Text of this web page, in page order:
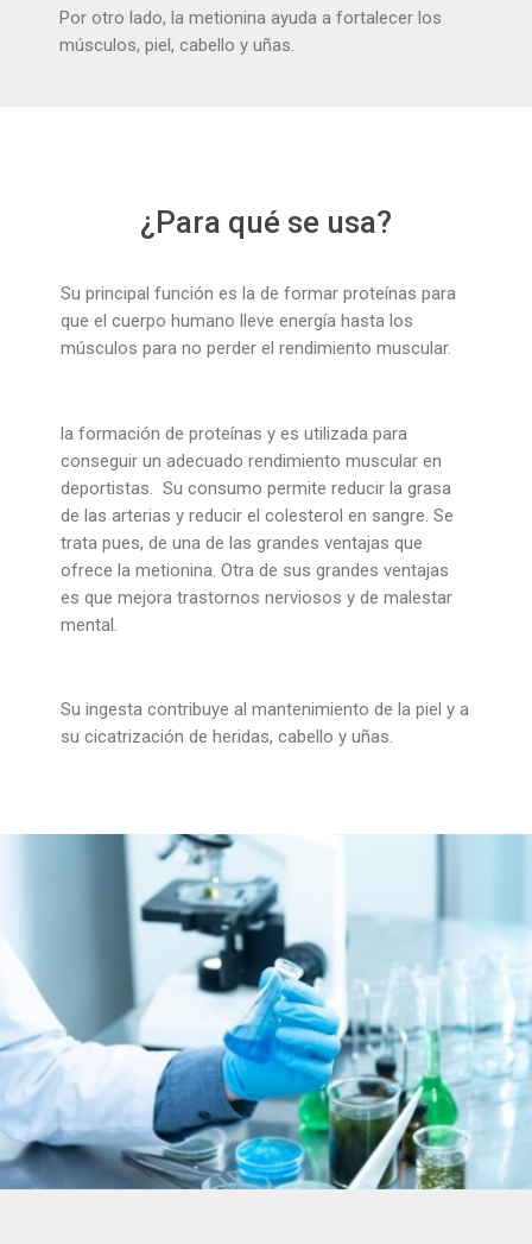
Por otro lado, la metionina ayuda a fortalecer los
músculos, piel, cabello y uñas.
¿Para qué se usa?
Su principal función es la de formar proteínas para
que el cuerpo humano lleve energía hasta los
músculos para no perder el rendimiento muscular.
la formación de proteínas y es utilizada para
conseguir un adecuado rendimiento muscular en
deportistas. Su consumo permite reducir la grasa
de las arterias y reducir el colesterol en sangre. Se
trata pues, de una de las grandes ventajas que
ofrece la metionina. Otra de sus grandes ventajas
es que mejora trastornos nerviosos y de malestar
mental.
Su ingesta contribuye al mantenimiento de la piel y a
su cicatrización de heridas, cabello y uñas.